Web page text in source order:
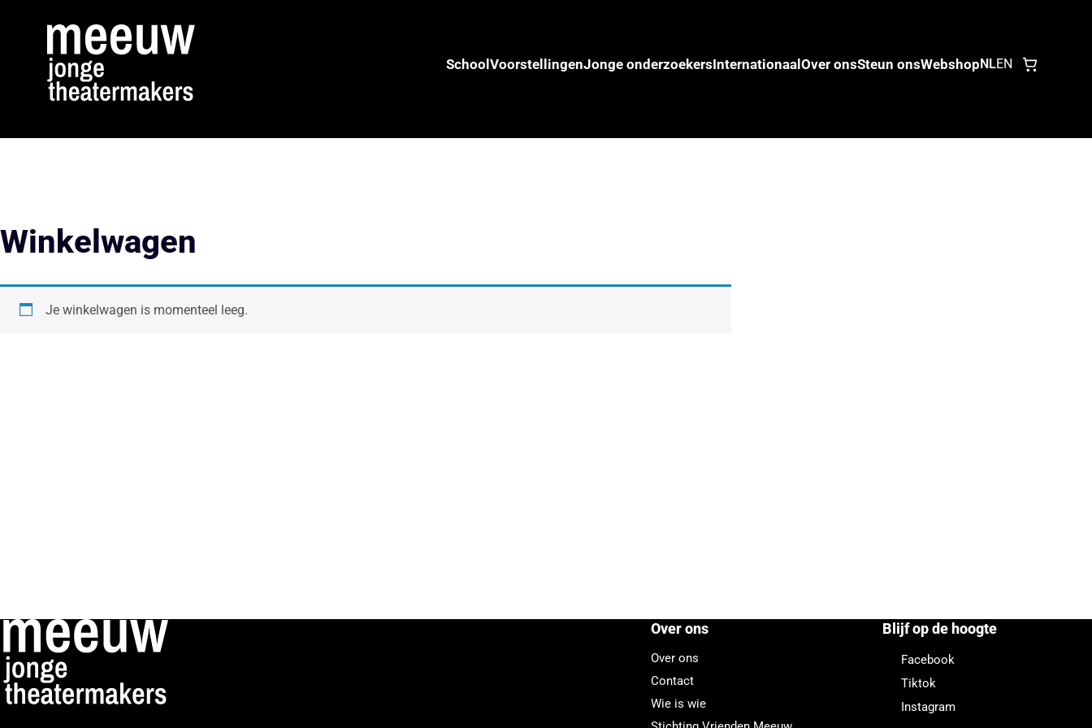
SchoolVoorstellingenJonge onderzoekersInternationaalOver onsSteun onsWebshopNLEN
Winkelwagen
Je winkelwagen is momenteel leeg.
Over ons
Over ons
Contact
Wie is wie
Blijf op de hoogte
Facebook
Tiktok
Instagram